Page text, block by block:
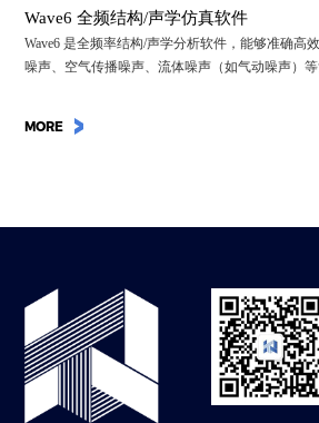
Wave6 全频结构/声学仿真软件
Wave6 是全频率结构/声学分析软件，能够准确高
噪声、空气传播噪声、流体噪声（如气动噪声）
MORE